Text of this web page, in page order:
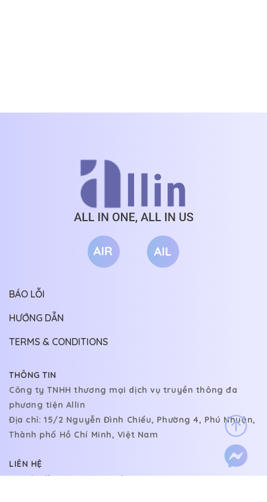
THÔNG TIN
Công ty TNHH thương mại dịch vụ truyền thông đa
phương tiện Allin
Địa chỉ: 15/2 Nguyễn Đình Chiểu, Phường 4, Phú Nhuận,
Thành phố Hồ Chí Minh, Việt Nam
LIÊN HỆ
Email:allin140222@gmail.com
BÁO LỖI
HƯỚNG DẪN
TERMS & CONDITIONS